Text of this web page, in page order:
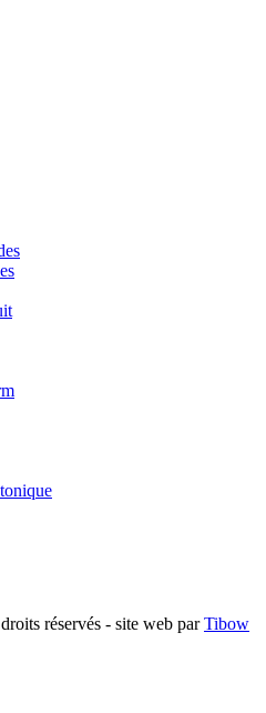
réservés - site web parTibow